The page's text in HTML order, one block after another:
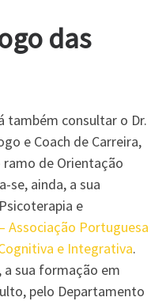
das
também consultar o Dr.
e Coach de Carreira,
de Orientação
se, ainda, a sua
e
Associação Portuguesa
e Integrativa.
sua formação em
pelo Departamento